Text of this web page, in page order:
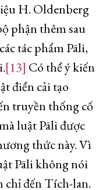
H. Oldenberg
phận thêm sau
tác phẩm Pāli,
[13] Có thể ý kiến
điển cải tạo
truyền thống cố
luật Pāli được
thức này. Vì
Pāli không nói
chỉ đến Tích-lan.